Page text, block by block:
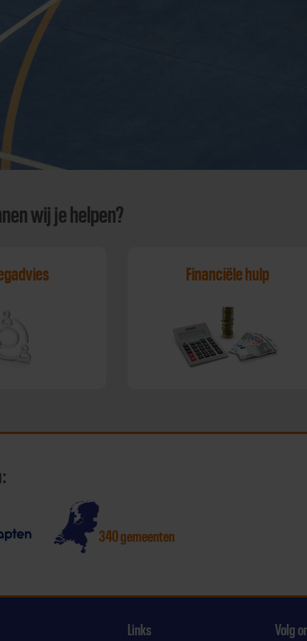
wij je helpen?
Financiële hulp
340 gemeenten
Links Volg